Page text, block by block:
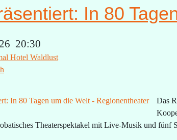
In 80
20:30
Hotel Waldlust
Das
Theaterspektakel mit Live-Musik und fünf